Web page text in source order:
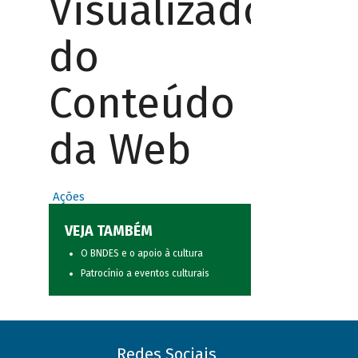
Visualizador
do
Conteúdo
da Web
Ações
VEJA TAMBÉM
O BNDES e o apoio à cultura
Patrocínio a eventos culturais
Redes Sociais